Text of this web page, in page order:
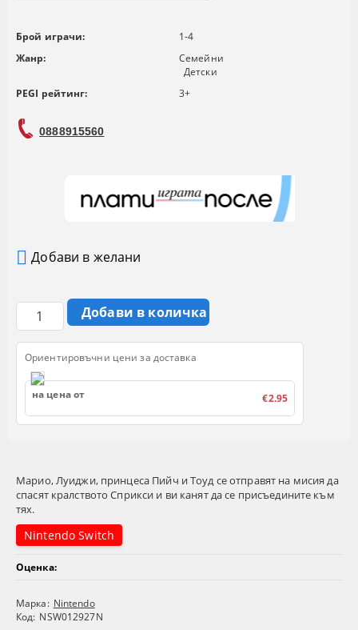
Марио, Луиджи, принцеса Пийч и Тоуд се отправят на мисия да
спасят кралството Сприкси и ви канят да се присъедините към
тях.
Nintendo Switch
Оценка:
Марка: Nintendo
Код: NSW012927N
Брой играчи:
1-4
Жанр:
Семейни
Детски
PEGI рейтинг:
3+
0888915560
Добави в желани
Ориентировъчни цени за доставка
на цена от €2.95